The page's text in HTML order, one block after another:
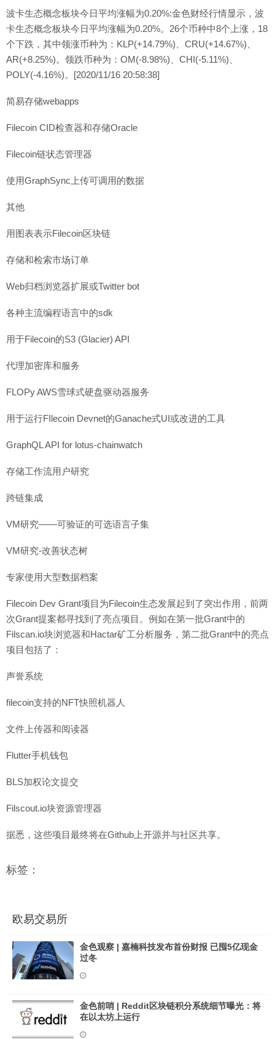
波卡生态概念板块今日平均涨幅为0.20%:金色财经行情显示，波
卡生态概念板块今日平均涨幅为0.20%。26个币种中8个上涨，18
个下跌，其中领涨币种为：KLP(+14.79%)、CRU(+14.67%)、
AR(+8.25%)。领跌币种为：OM(-8.98%)、CHI(-5.11%)、
POLY(-4.16%)。[2020/11/16 20:58:38]
简易存储webapps
Filecoin CID检查器和存储Oracle
Filecoin链状态管理器
使用GraphSync上传可调用的数据
其他
用图表表示Filecoin区块链
存储和检索市场订单
Web归档浏览器扩展或Twitter bot
各种主流编程语言中的sdk
用于Filecoin的S3 (Glacier) API
代理加密库和服务
FLOPy AWS雪球式硬盘驱动器服务
用于运行FIlecoin Devnet的Ganache式UI或改进的工具
GraphQL API for lotus-chainwatch
存储工作流用户研究
跨链集成
VM研究——可验证的可选语言子集
VM研究-改善状态树
专家使用大型数据档案
Filecoin Dev Grant项目为Filecoin生态发展起到了突出作用，前两
次Grant提案都寻找到了亮点项目。例如在第一批Grant中的
Filscan.io块浏览器和Hactar矿工分析服务，第二批Grant中的亮点
项目包括了：
声誉系统
filecoin支持的NFT快照机器人
文件上传器和阅读器
Flutter手机钱包
BLS加权论文提交
Filscout.io块资源管理器
据悉，这些项目最终将在Github上开源并与社区共享。
标签：
欧易交易所
金色观察 | 嘉楠科技发布首份财报 已囤5亿现金
过冬
金色前哨 | Reddit区块链积分系统细节曝光：将
在以太坊上运行